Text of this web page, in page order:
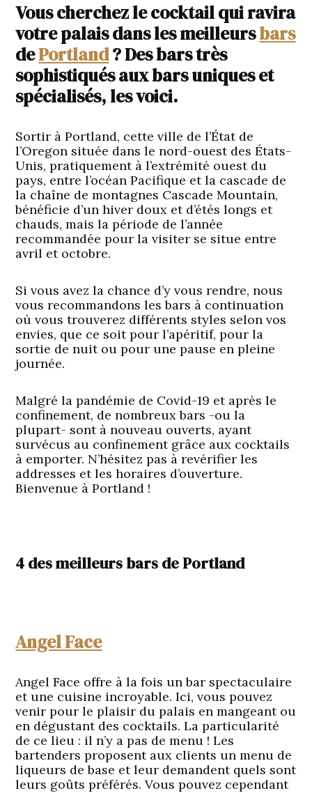
Vous cherchez le cocktail qui ravira
votre palais dans les meilleursbars
dePortland? Des bars très
sophistiqués aux bars uniques et
spécialisés, les voici.
Sortir à Portland, cette ville de l’État de
l’Oregon située dans le nord-ouest des États-
Unis, pratiquement à l’extrémité ouest du
pays, entre l’océan Pacifique et la cascade de
la chaîne de montagnes Cascade Mountain,
bénéficie d’un hiver doux et d’étés longs et
chauds, mais la période de l’année
recommandée pour la visiter se situe entre
avril et octobre.
Si vous avez la chance d’y vous rendre, nous
vous recommandons les bars à continuation
où vous trouverez différents styles selon vos
envies, que ce soit pour l’apéritif, pour la
sortie de nuit ou pour une pause en pleine
journée.
Malgré la pandémie de Covid-19 et après le
confinement, de nombreux bars -ou la
plupart- sont à nouveau ouverts, ayant
survécus au confinement grâce aux cocktails
à emporter. N’hésitez pas à revérifier les
addresses et les horaires d’ouverture.
Bienvenue à Portland !
4 des meilleurs bars de Portland
Angel Face
Angel Face offre à la fois un bar spectaculaire
et une cuisine incroyable. Ici, vous pouvez
venir pour le plaisir du palais en mangeant ou
en dégustant des cocktails. La particularité
de ce lieu : il n’y a pas de menu ! Les
bartenders proposent aux clients un menu de
liqueurs de base et leur demandent quels sont
leurs goûts préférés. Vous pouvez cependant